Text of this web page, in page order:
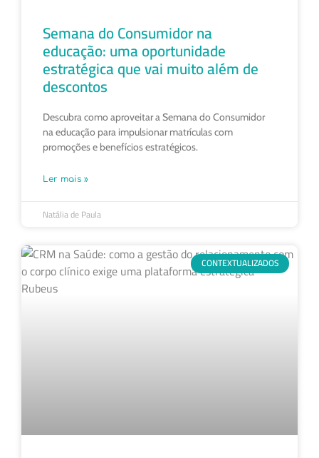
Semana do Consumidor na
educação: uma oportunidade
estratégica que vai muito além de
descontos
Descubra como aproveitar a Semana do Consumidor
na educação para impulsionar matrículas com
promoções e benefícios estratégicos.
Ler mais »
Natália de Paula
CONTEXTUALIZADOS